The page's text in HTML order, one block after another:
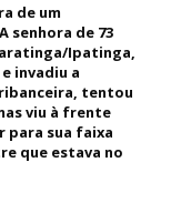
de um
senhora de 73
Ipatinga,
invadiu a
tentou
viu à frente
para sua faixa
que estava no